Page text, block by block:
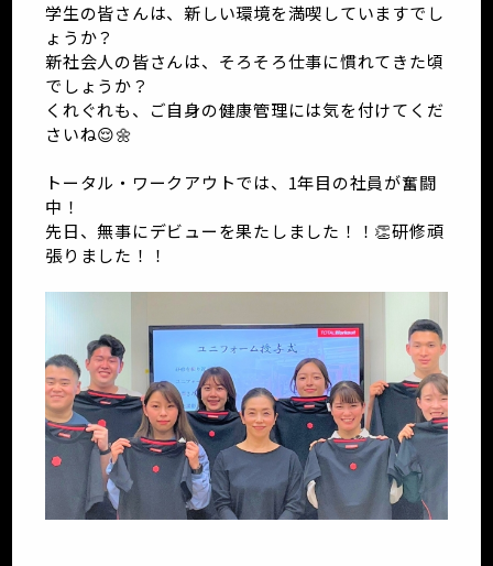
学生の皆さんは、新しい環境を満喫していますでし
ょうか？
新社会人の皆さんは、そろそろ仕事に慣れてきた頃
でしょうか？
くれぐれも、ご自身の健康管理には気を付けてくだ
さいね😌🌼
トータル・ワークアウトでは、1年目の社員が奮闘
中！
先日、無事にデビューを果たしました！！👏研修頑
張りました！！